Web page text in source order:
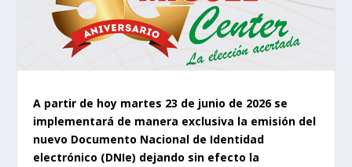
A partir de hoy martes 23 de junio de 2026 se
implementará de manera exclusiva la emisión del
nuevo Documento Nacional de Identidad
electrónico (DNIe) dejando sin efecto la